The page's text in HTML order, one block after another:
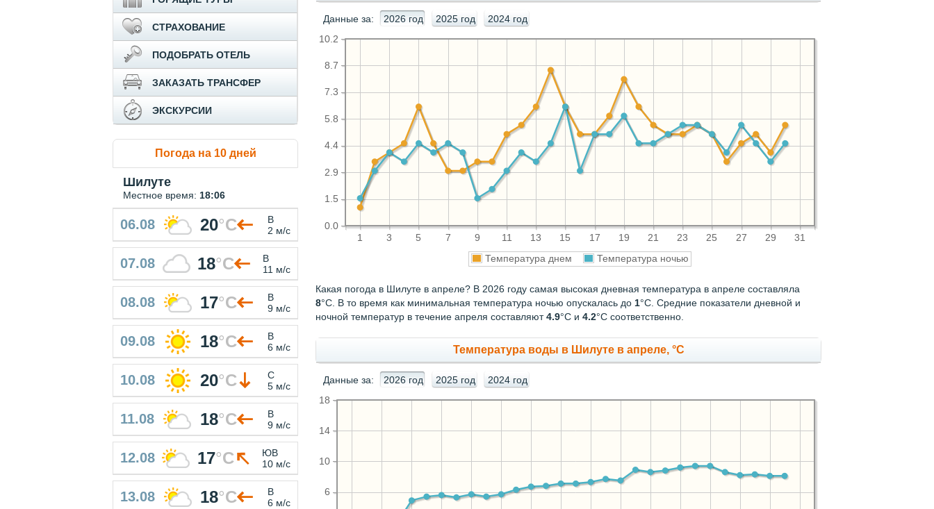
Данные за: 2026 год 2025 год 2024 год
1 3 5 7 9 11 13 15 17 19 21 23 25 27 29 31
0.0
1.5
2.9
4.4
5.8
7.3
8.7
10.2
Температура днем Температура ночью
Какая погода в Шилуте в апреле? В 2026 году самая высокая дневная температура в апреле составляла
8°С. В то время как минимальная температура ночью опускалась до 1°C. Средние показатели дневной и
ночной температур в течение апреля составляют4.9°С и 4.2°С соответственно.
Температура воды в Шилуте в апреле, °C
Данные за: 2026 год 2025 год 2024 год
6
10
14
18
СТРАХОВАНИЕ
ПОДОБРАТЬ ОТЕЛЬ
ЗАКАЗАТЬ ТРАНСФЕР
ЭКСКУРСИИ
Погода на 10 дней
Шилуте
Местное время: 18:06
06.08 20°C
В
2 м/с
07.08 18°C
В
11 м/с
08.08 17°C
В
9 м/с
09.08 18°C
В
6 м/с
10.08 20°C
С
5 м/с
11.08 18°C
В
9 м/с
12.08 17°C
ЮВ
10 м/с
13.08 18°C
В
6 м/с